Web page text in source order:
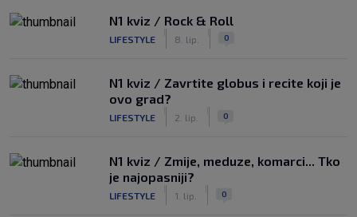
N1 kviz / Rock & Roll
LIFESTYLE 8. lip. 0
N1 kviz / Zavrtite globus i recite koji je
ovo grad?
LIFESTYLE 2. lip. 0
N1 kviz / Zmije, meduze, komarci... Tko
je najopasniji?
LIFESTYLE 1. lip. 0